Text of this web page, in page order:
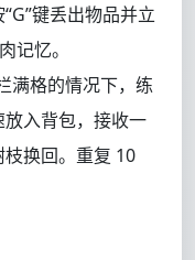
键丢出物品并立
记忆。
满格的情况下，练
放入背包，接收一
换回。重复 10